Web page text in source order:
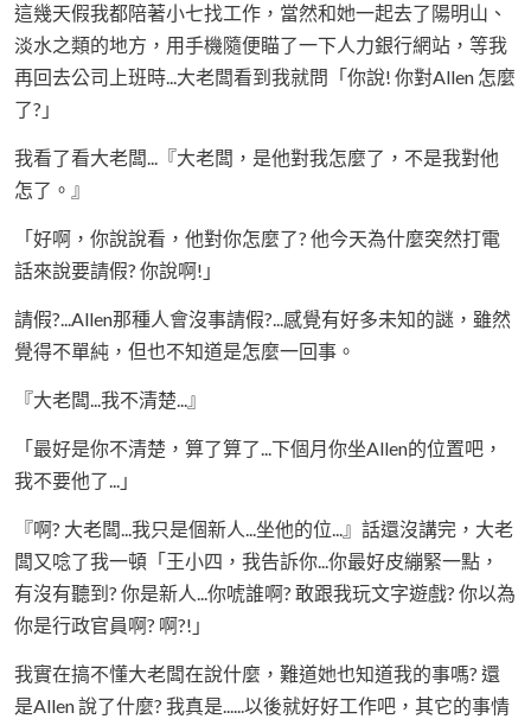
這幾天假我都陪著小七找工作，當然和她一起去了陽明山、
淡水之類的地方，用手機隨便瞄了一下人力銀行網站，等我
再回去公司上班時...大老闆看到我就問「你說! 你對Allen 怎麼
了?」
我看了看大老闆...『大老闆，是他對我怎麼了，不是我對他
怎了。』
「好啊，你說說看，他對你怎麼了? 他今天為什麼突然打電
話來說要請假? 你說啊!」
請假?...Allen那種人會沒事請假?...感覺有好多未知的謎，雖然
覺得不單純，但也不知道是怎麼一回事。
『大老闆...我不清楚...』
「最好是你不清楚，算了算了...下個月你坐Allen的位置吧，
我不要他了...」
『啊? 大老闆...我只是個新人...坐他的位...』話還沒講完，大老
闆又唸了我一頓「王小四，我告訴你...你最好皮繃緊一點，
有沒有聽到? 你是新人...你唬誰啊? 敢跟我玩文字遊戲? 你以為
你是行政官員啊? 啊?!」
我實在搞不懂大老闆在說什麼，難道她也知道我的事嗎? 還
是Allen 說了什麼? 我真是......以後就好好工作吧，其它的事情